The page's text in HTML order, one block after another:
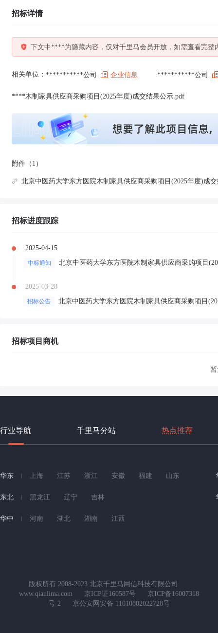
招标详情
下文中****为隐藏内容，仅对千里马会员开放，如需查看完整
相关单位： ***********公司 企业信息 ***********公司
****木制家具供应商采购项目(2025年度)成交结果公示.pdf
附件（1）
北京中医药大学东方医院木制家具供应商采购项目(2025年度)成
招标进度跟踪
2025-04-15
中标通知 北京中医药大学东方医院木制家具供应商采购项目
2025-03-28
招标公告 北京中医药大学东方医院木制家具供应商采购项目
招标项目商机
行业导航 千里马分站 热点推荐
华东 上海 江苏 浙江 安徽 福建 山东
东北 黑龙江 辽宁 吉林
华中 河南 湖北 湖南 江西
版权所有 2008-2023 北京千里马网信科技有限公司
www.qianlima.com
京ICP证160587号
京ICP备16007318
号-2
京公安网安备 11010802022728号